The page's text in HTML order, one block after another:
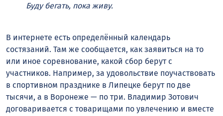
Буду бегать, пока живу.
В интернете есть определённый календарь
состязаний. Там же сообщается, как заявиться на то
или иное соревнование, какой сбор берут с
участников. Например, за удовольствие поучаствовать
в спортивном празднике в Липецке берут по две
тысячи, а в Воронеже — по три. Владимир Зотович
договаривается с товарищами по увлечению и вместе